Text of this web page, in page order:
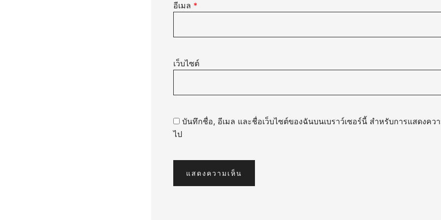
อีเมล *
เว็บไซต์
บันทึกชื่อ, อีเมล และชื่อเว็บไซต์ของฉันบนเบราว์เซอร์นี้ สำหรับการแสดงคว
ไป